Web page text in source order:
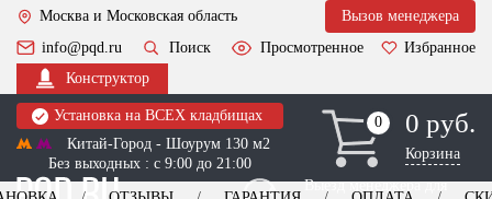
Москва и Московская область
Вызов менеджера
info@pqd.ru
Поиск Просмотренное
Избранное
Конструктор
Установка на ВСЕХ кладбищах
Китай-Город - Шоурум 130 м2
Без выходных : с 9:00 до 21:00
0
0 0 руб.
Корзина
Выезд менеджера для